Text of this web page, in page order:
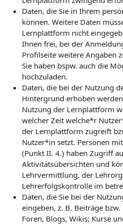
Daten, die Sie in Ihrem
können. Weitere Daten
Lernplattform nicht
Ihnen frei, bei der
Profilseite weitere Angaben
Sie haben bspw. auch die
hochzuladen.
Daten, die bei der Nutzung
Hintergrund erhoben
Nutzung der Lernplattform
welcher Zeit welche*r
der Lernplattform zugreift
Nutzer*in setzt. Personen
(Punkt II. 4.) haben Zugriff
Aktivitätsübersichten und
Lehrvermittlung, der
Lehrerfolgskontrolle im
Daten, die Sie bei der
eingeben, z. B. Beiträge
Foren, Blogs, Wikis; Kurse